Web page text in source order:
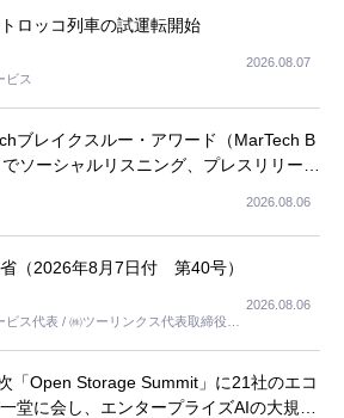
ロッコ列車の試運転開始
ビス
2026.08.07
ブレイクスルー・アワード（MarTech B
ソーシャルリスニング、プレスリリース
2026.08.06
省（2026年8月7日付 第40号）
ス代表 / ㈱ツーリンクス代表取締役社
2026.08.06
「Open Storage Summit」に21社のエコ
堂に会し、エンタープライズAIの大規模